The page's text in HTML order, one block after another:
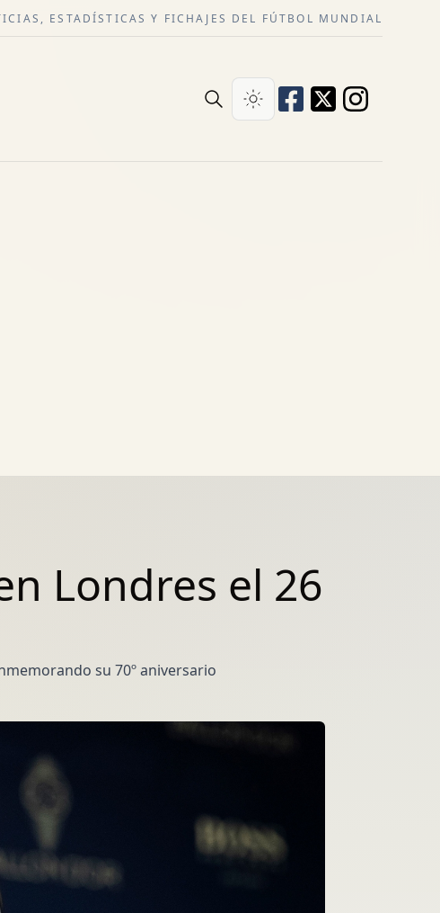
ESTADÍSTICAS Y FICHAJES DEL FÚTBOL MUNDIAL
Londres el 26
su 70º aniversario